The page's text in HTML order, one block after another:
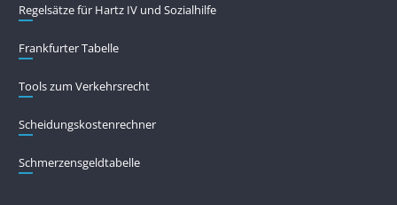
Regelsätze für Hartz IV und Sozialhilfe
Frankfurter Tabelle
Tools zum Verkehrsrecht
Scheidungskostenrechner
Schmerzensgeldtabelle